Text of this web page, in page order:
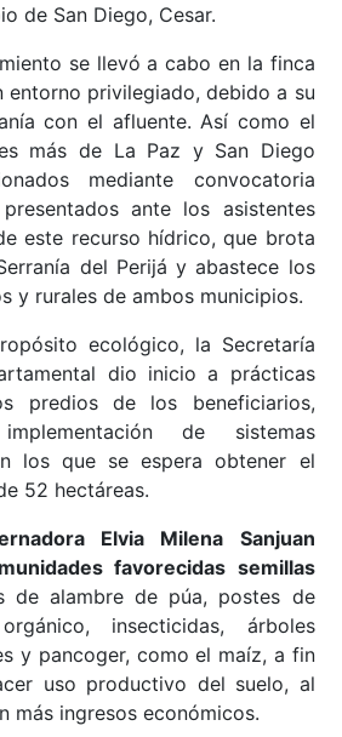
de San Diego, Cesar.
se llevó a cabo en la finca
entorno privilegiado, debido a su
con el afluente. Así como el
más de La Paz y San Diego
mediante convocatoria
ante los asistentes
este recurso hídrico, que brota
del Perijá y abastece los
y rurales de ambos municipios.
ecológico, la Secretaría
dio inicio a prácticas
predios de los beneficiarios,
de sistemas
los que se espera obtener el
52 hectáreas.
Elvia Milena Sanjuan
favorecidas semillas
de alambre de púa, postes de
insecticidas, árboles
y pancoger, como el maíz, a fin
uso productivo del suelo, al
más ingresos económicos.